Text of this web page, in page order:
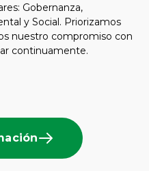
Gobernanza,
y Social. Priorizamos
nuestro compromiso con
continuamente.